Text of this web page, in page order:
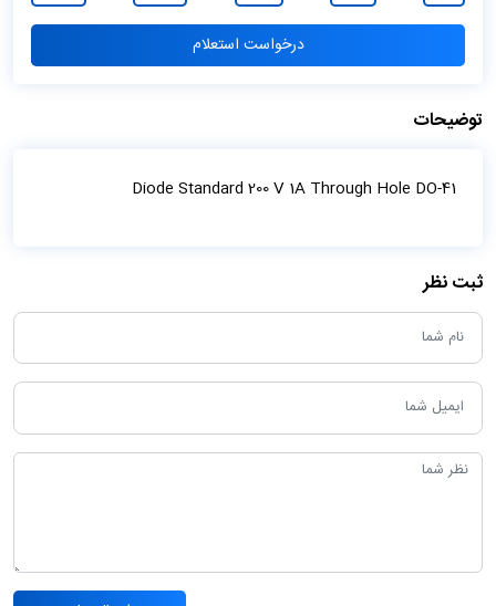
درخواست استعلام
توضیحات
Diode Standard 200 V 1A Through Hole DO-41
ثبت نظر